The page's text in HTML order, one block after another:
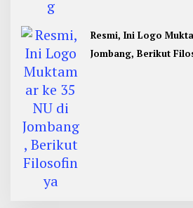
Resmi, Ini Logo
Jombang, Berikut